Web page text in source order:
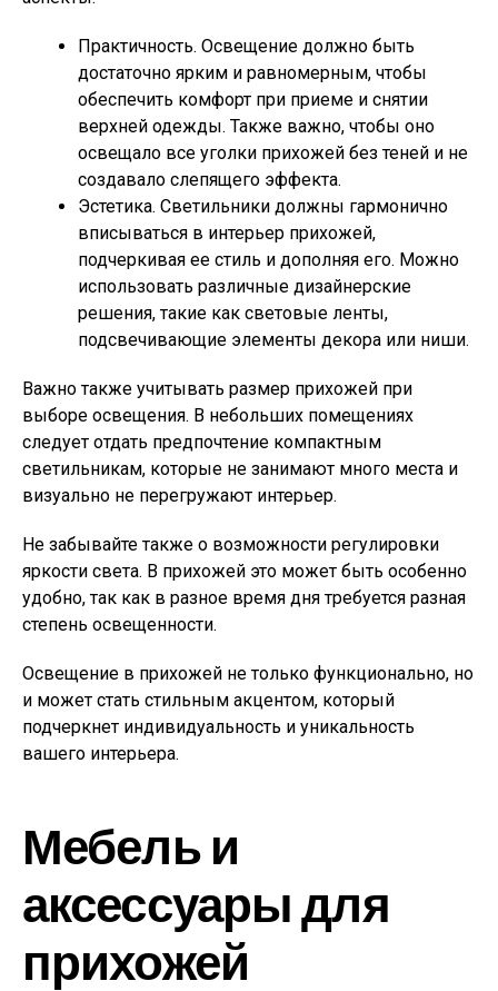
Практичность. Освещение должно быть
достаточно ярким и равномерным, чтобы
обеспечить комфорт при приеме и снятии
верхней одежды. Также важно, чтобы оно
освещало все уголки прихожей без теней и не
создавало слепящего эффекта.
Эстетика. Светильники должны гармонично
вписываться в интерьер прихожей,
подчеркивая ее стиль и дополняя его. Можно
использовать различные дизайнерские
решения, такие как световые ленты,
подсвечивающие элементы декора или ниши.
Важно также учитывать размер прихожей при
выборе освещения. В небольших помещениях
следует отдать предпочтение компактным
светильникам, которые не занимают много места и
визуально не перегружают интерьер.
Не забывайте также о возможности регулировки
яркости света. В прихожей это может быть особенно
удобно, так как в разное время дня требуется разная
степень освещенности.
Освещение в прихожей не только функционально, но
и может стать стильным акцентом, который
подчеркнет индивидуальность и уникальность
вашего интерьера.
Мебель и
аксессуары для
прихожей